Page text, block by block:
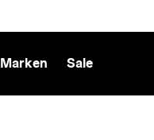
Marken Sale